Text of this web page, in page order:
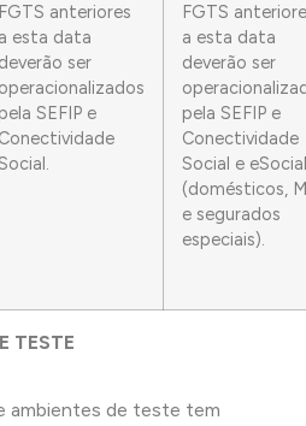
FGTS anteriores
a esta data
deverão ser
operacionalizados
pela SEFIP e
Conectividade
FGTS
a esta data
deverão ser
pela SEFIP e
Conectividade
Social e eSocial
(domésticos,
e segurados
especiais).
TESTE
ambientes de teste tem